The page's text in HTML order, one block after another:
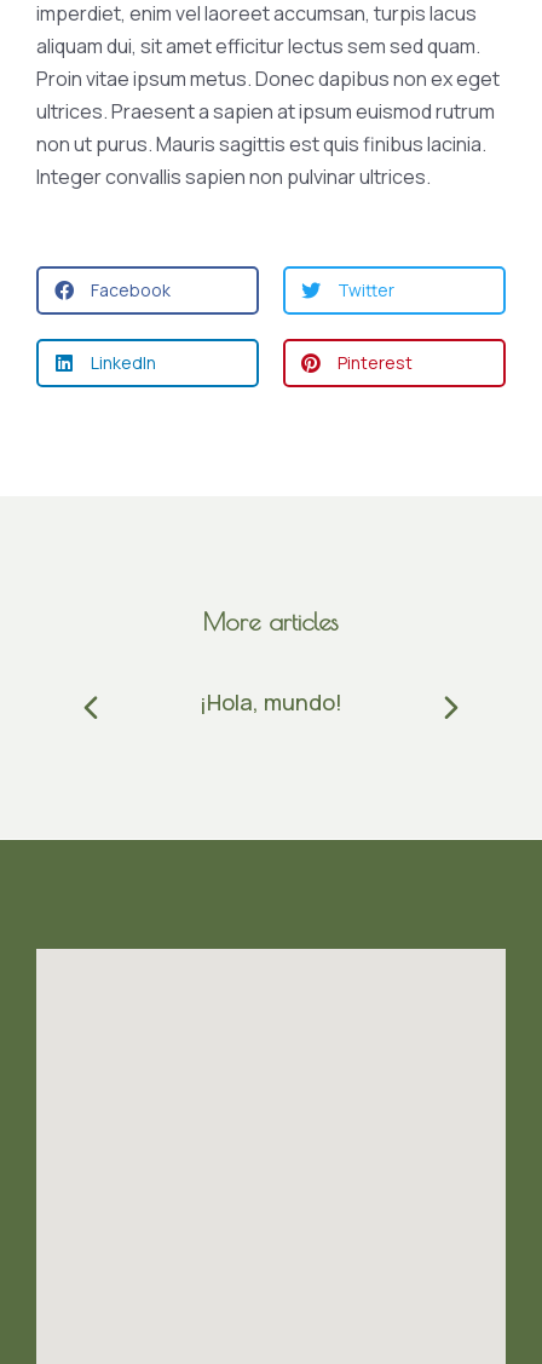
imperdiet, enim vel laoreet accumsan, turpis lacus
aliquam dui, sit amet efficitur lectus sem sed quam.
Proin vitae ipsum metus. Donec dapibus non ex eget
ultrices. Praesent a sapien at ipsum euismod rutrum
non ut purus. Mauris sagittis est quis finibus lacinia.
Integer convallis sapien non pulvinar ultrices.
Facebook Twitter
LinkedIn Pinterest
More articles
¡Hola, mundo!